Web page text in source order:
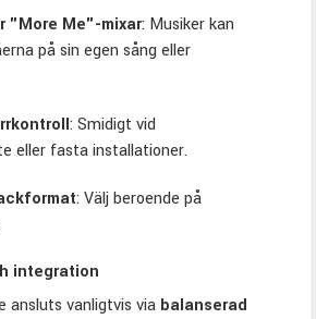
"More Me"-mixar: Musiker kan
på sin egen sång eller
: Smidigt vid
eller fasta installationer.
: Välj beroende på
integration
ansluts vanligtvis via balanserad